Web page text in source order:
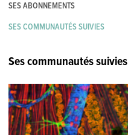
SES ABONNEMENTS
SES COMMUNAUTÉS SUIVIES
Ses communautés suivies